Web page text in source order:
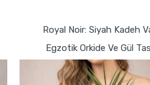
Royal Noir: Siyah Kadeh
Egzotik Orkide Ve Gül